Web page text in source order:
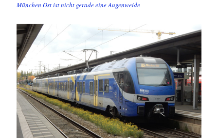
München Ost ist nicht gerade eine Augenweide